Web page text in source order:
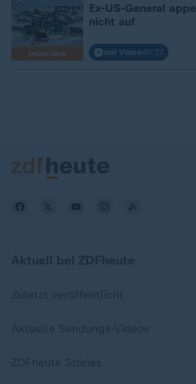
Interview
Ex-US-General
nicht auf
mit Video40:27